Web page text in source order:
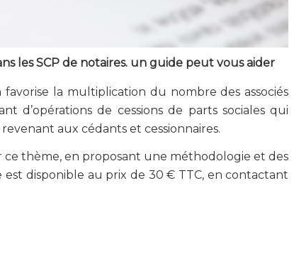
les SCP de notaires. un guide peut vous aider
la multiplication du nombre des associés
d’opérations de cessions de parts sociales qui
aux cédants et cessionnaires.
thème, en proposant une méthodologie et des
est disponible au prix de 30 € TTC, en contactant